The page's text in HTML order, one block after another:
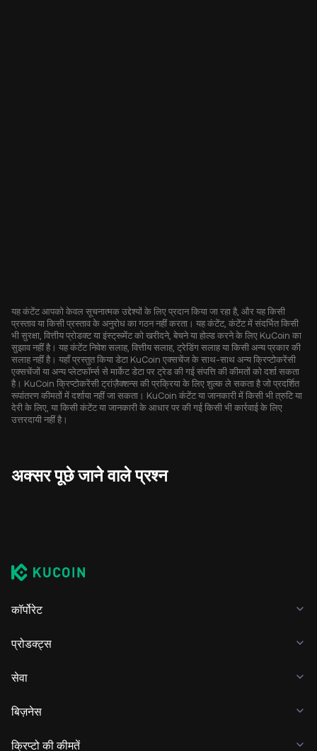
यह कंटेंट आपको केवल सूचनात्मक उद्देश्यों के लिए प्रदान किया जा रहा है, और यह किसी
प्रस्ताव या किसी प्रस्ताव के अनुरोध का गठन नहीं करता। यह कंटेंट, कंटेंट में संदर्भित किसी
भी सुरक्षा, वित्तीय प्रोडक्ट या इंस्ट्रूमेंट को खरीदने, बेचने या होल्ड करने के लिए KuCoin का
सुझाव नहीं है। यह कंटेंट निवेश सलाह, वित्तीय सलाह, ट्रेडिंग सलाह या किसी अन्य प्रकार की
सलाह नहीं है। यहाँ प्रस्तुत किया डेटा KuCoin एक्सचेंज के साथ-साथ अन्य क्रिप्टोकरेंसी
एक्सचेंजों या अन्य प्लेटफॉर्म्स से मार्केट डेटा पर ट्रेड की गई संपत्ति की कीमतों को दर्शा सकता
है। KuCoin क्रिप्टोकरेंसी ट्रांज़ैक्शन्स की प्रक्रिया के लिए शुल्क ले सकता है जो प्रदर्शित
रूपांतरण कीमतों में दर्शाया नहीं जा सकता। KuCoin कंटेंट या जानकारी में किसी भी त्रुटि या
देरी के लिए, या किसी कंटेंट या जानकारी के आधार पर की गई किसी भी कार्रवाई के लिए
उत्तरदायी नहीं है।
अक्सर पूछे जाने वाले प्रश्न
कॉर्पोरेट
प्रोडक्ट्स
सेवा
बिज़नेस
क्रिप्टो की कीमतें